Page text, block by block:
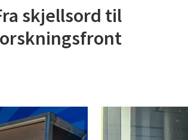
skjellsord til